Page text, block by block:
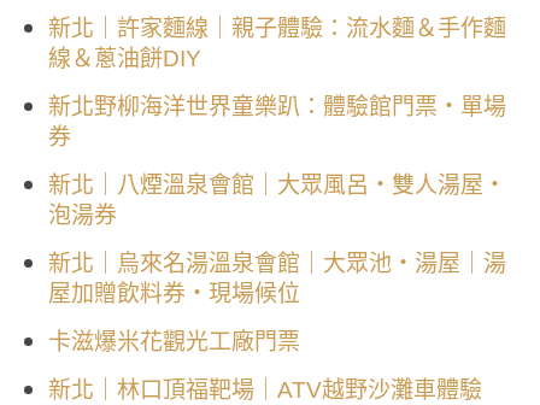
新北｜許家麵線｜親子體驗：流水麵＆手作麵
線＆蔥油餅DIY
新北野柳海洋世界童樂趴：體驗館門票・單場
券
新北｜八煙溫泉會館｜大眾風呂・雙人湯屋・
泡湯券
新北｜烏來名湯溫泉會館｜大眾池・湯屋｜湯
屋加贈飲料券・現場候位
卡滋爆米花觀光工廠門票
新北｜林口頂福靶場｜ATV越野沙灘車體驗